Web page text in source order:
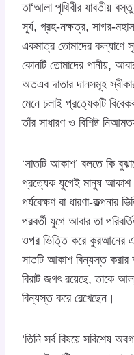
তা‘আলা পৃথিবীর যাবতীয়
সূর্য, গ্রহ-নক্ষত্র, সাগর-
একমাত্র তোমাদের কল্যাণে
কোনটি তোমাদের পানীয়,
অতএব দাতার দানসমূহ
মেনে চলাই প্রত্যেকটি
তাঁর সাধারণ ও বিশিষ্ট
‘সাতটি আকাশ’ বলতে কি
প্রত্যেক যুগেই মানুষ আকাশ
পর্যবেক্ষণ বা ধারণা-কল্পনার
পরবর্তী যুগে আবার তা
ওপর ভিত্তি করে কুরআনের এ
সাতটি আকাশ বিন্যস্ত
বিরাট জগৎ রয়েছে, তাকে
বিন্যস্ত করে রেখেছেন।
‘তিনি সর্ব বিষয়ে সবিশেষ